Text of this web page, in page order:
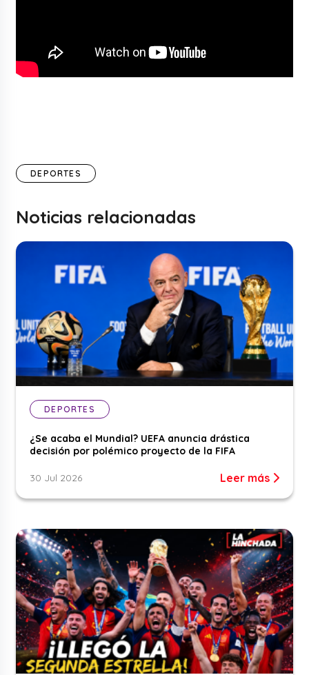
DEPORTES
Noticias relacionadas
DEPORTES
¿Se acaba el Mundial? UEFA anuncia drástica
decisión por polémico proyecto de la FIFA
30 Jul 2026 Leer más